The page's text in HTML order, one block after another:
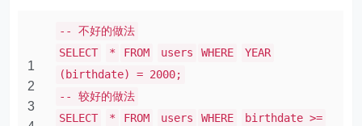
1
2
3
-- 不好的做法
SELECT
* FROM users WHERE
YEAR
(birthdate) = 2000;
-- 较好的做法
SELECT
* FROM users WHERE
birthdate >=